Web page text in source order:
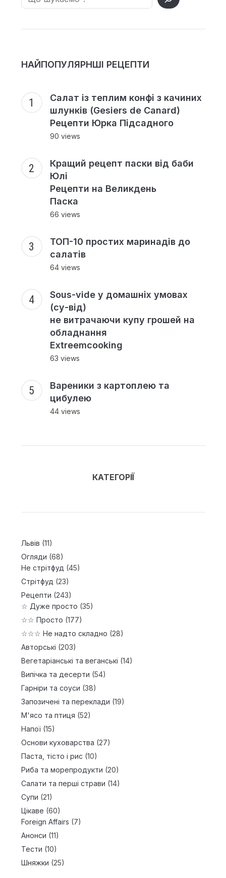
НАЙПОПУЛЯРНШІ РЕЦЕПТИ
Салат із теплим конфі з качиних
шлунків (Gesiers de Canard)
Рецепти Юрка Підсадного
90 views
Кращий рецепт паски від баби
Юлі
Рецепти на Великдень
Паска
66 views
ТОП-10 простих маринадів до
салатів
64 views
Sous-vide у домашніх умовах
(су-від)
не витрачаючи купу грошей на
обладнання
Extreemcooking
63 views
Вареники з картоплею та
цибулею
44 views
КАТЕГОРІЇ
Львів (11)
Огляди (68)
Не стрітфуд (45)
Стрітфуд (23)
Рецепти (243)
☆ Дуже просто (35)
☆☆ Просто (177)
☆☆☆ Не надто складно (28)
Авторські (203)
Вегетаріанські та веганські (14)
Випічка та десерти (54)
Гарніри та соуси (38)
Запозичені та переклади (19)
М'ясо та птиця (52)
Напої(15)
Основи куховарства (27)
Паста, тісто і рис (10)
Риба та морепродукти (20)
Салати та перші страви (14)
Супи (21)
Цікаве (60)
Foreign Affairs (7)
Анонси (11)
Тести (10)
Шняжки (25)